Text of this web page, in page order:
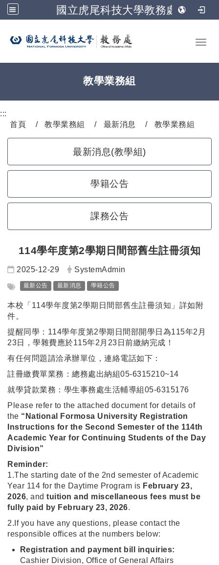
國立虎尾科技大學教務處
跳到主要內容
教學業務組
:::
首頁
教學業務組 最新消息 教學業務組
最新消息(教學組)
學籍公告
課務公告
114學年度第2學期日間部舊生註冊須知
日期：
2025-12-29 發布者：
SystemAdmin
標籤：
最新公告 最新消息 學籍公告
本校「114學年度第2學期日間部舊生註冊須知」詳如附
件。
提醒同學：114學年度第2學期日間部開學日為115年2月
23日，學雜費應於115年2月23日前繳納完成！
有任何問題請洽承辦單位，連絡電話如下：
註冊繳費單業務：總務處出納組05-6315210~14
就學貸款業務：學生事務處生活輔導組05-6315176
Please refer to the attached document for details of
the “National Formosa University Registration
Instructions for the Second Semester of the 114th
Academic Year for Continuing Students of the Day
Division”
Reminder:
1.The starting date of the 2nd semester of Academic
Year 114 for the Daytime Program is February 23,
2026, and tuition and miscellaneous fees must be
fully paid by February 23, 2026.
2.If you have any questions, please contact the
responsible offices at the numbers below:
Registration and payment bill inquiries:
Cashier Division, Office of General Affairs